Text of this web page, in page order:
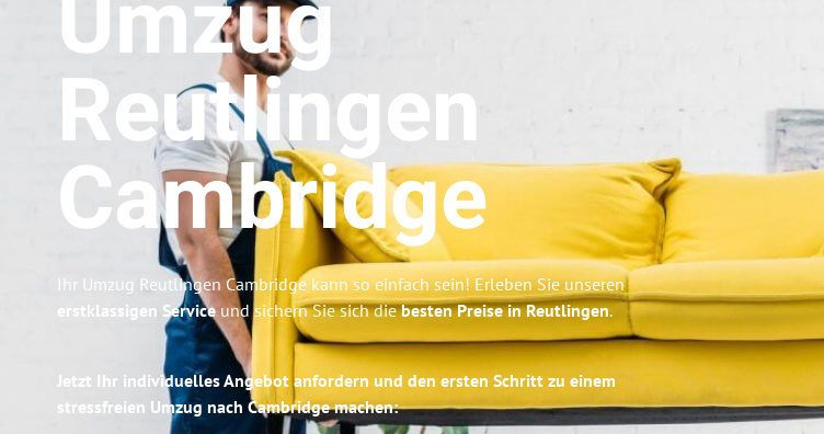
Reutlingen
Cambridge
Ihr Umzug Reutlingen Cambridge kann so einfach sein! Erleben Sie unseren
erstklassigen Serviceund sichern Sie sich diebesten Preise in Reutlingen.
Jetzt Ihr individuelles Angebot anfordern und den ersten Schritt zu einem
stressfreien Umzug nach Cambridge machen: